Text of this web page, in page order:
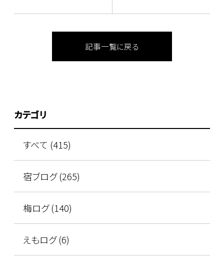
記事一覧に戻る
カテゴリ
すべて (415)
宿ブログ (265)
梅ログ (140)
えもログ (6)